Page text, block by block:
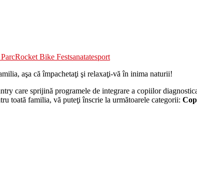
Rocket Bike Festsanatatesport
aşa că împachetaţi şi relaxaţi-vă în inima naturii!
care sprijină programele de integrare a copiilor
toată familia, vă puteţi înscrie la următoarele categorii: